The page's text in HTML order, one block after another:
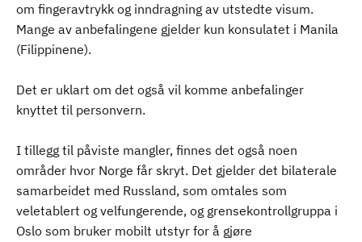
om fingeravtrykk og inndragning av utstedte visum.
Mange av anbefalingene gjelder kun konsulatet i Manila
(Filippinene).
Det er uklart om det også vil komme anbefalinger
knyttet til personvern.
I tillegg til påviste mangler, finnes det også noen
områder hvor Norge får skryt. Det gjelder det bilaterale
samarbeidet med Russland, som omtales som
veletablert og velfungerende, og grensekontrollgruppa i
Oslo som bruker mobilt utstyr for å gjøre